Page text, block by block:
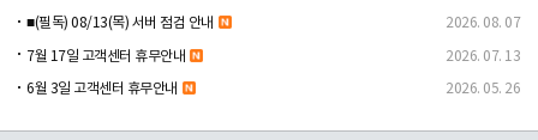
■(필독) 08/13(목) 서버 점검 안내 2026. 08. 07
7월 17일 고객센터 휴무안내 2026. 07. 13
6월 3일 고객센터 휴무안내 2026. 05. 26